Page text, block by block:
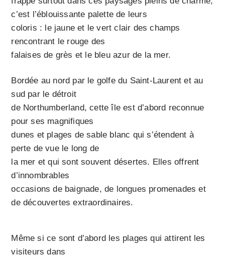
c’est l’éblouissante palette de leurs
coloris : le jaune et le vert clair des champs
rencontrant le rouge des
falaises de grès et le bleu azur de la mer.
Bordée au nord par le golfe du Saint-Laurent et au
sud par le détroit
de Northumberland, cette île est d’abord reconnue
pour ses magnifiques
dunes et plages de sable blanc qui s’étendent à
perte de vue le long de
la mer et qui sont souvent désertes. Elles offrent
d’innombrables
occasions de baignade, de longues promenades et
de découvertes extraordinaires.
Même si ce sont d’abord les plages qui attirent les
visiteurs dans